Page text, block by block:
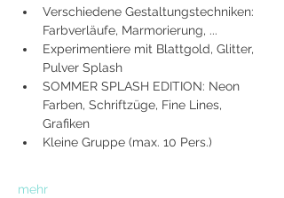
Verschiedene Gestaltungstechniken:
Farbverläufe, Marmorierung, ...
Experimentiere mit Blattgold, Glitter,
Pulver Splash
SOMMER SPLASH EDITION: Neon
Farben, Schriftzüge, Fine Lines,
Grafiken
Kleine Gruppe (max. 10 Pers.)
mehr